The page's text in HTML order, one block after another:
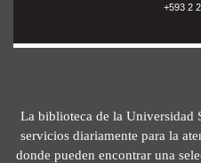
+593 2
La biblioteca de la Universidad
servicios diariamente para la
donde pueden encontrar una